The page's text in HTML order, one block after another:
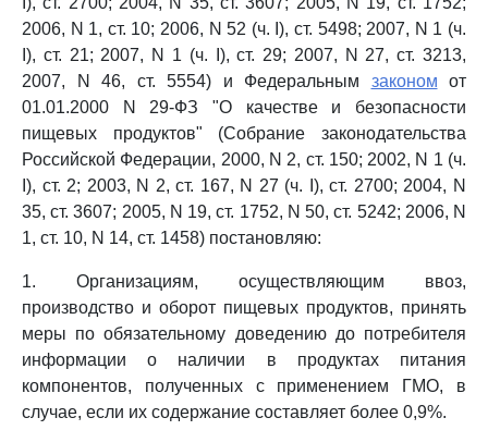
2006, N 1, ст. 10; 2006, N 52 (ч. I), ст. 5498; 2007, N 1 (ч.
I), ст. 21; 2007, N 1 (ч. I), ст. 29; 2007, N 27, ст. 3213,
2007, N 46, ст. 5554) и Федеральным законом от
01.01.2000 N 29-ФЗ "О качестве и безопасности
пищевых продуктов" (Собрание законодательства
Российской Федерации, 2000, N 2, ст. 150; 2002, N 1 (ч.
I), ст. 2; 2003, N 2, ст. 167, N 27 (ч. I), ст. 2700; 2004, N
35, ст. 3607; 2005, N 19, ст. 1752, N 50, ст. 5242; 2006, N
1, ст. 10, N 14, ст. 1458) постановляю:
1. Организациям, осуществляющим ввоз,
производство и оборот пищевых продуктов, принять
меры по обязательному доведению до потребителя
информации о наличии в продуктах питания
компонентов, полученных с применением ГМО, в
случае, если их содержание составляет более 0,9%.